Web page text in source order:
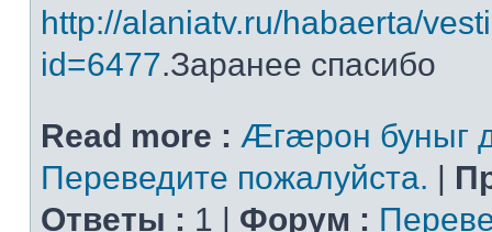
http://alaniatv.ru/habaerta/
id=6477.Заранее спасибо
Read more : Æгæрон буныг
Переведите пожалуйста. |
Ответы : 1 | Форум :